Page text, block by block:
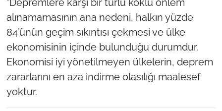
"Depremlere karşı bir türlü köklü önlem
alınamamasının ana nedeni, halkın yüzde
84’ünün geçim sıkıntısı çekmesi ve ülke
ekonomisinin içinde bulunduğu durumdur.
Ekonomisi iyi yönetilmeyen ülkelerin, deprem
zararlarını en aza indirme olasılığı maalesef
yoktur.